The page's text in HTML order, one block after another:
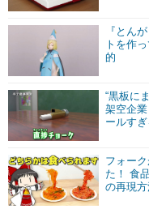
『とん
トを作
的
“黒板に
架空企
ールすぎ
フォー
た！ 食
の再現